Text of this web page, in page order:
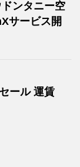
ンタニー空
サービス開
ール 運賃